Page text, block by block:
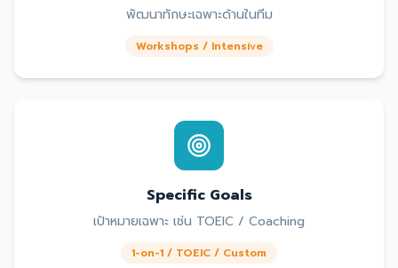
พัฒนาทักษะเฉพาะด้านในทีม
Workshops / Intensive
Specific Goals
เป้าหมายเฉพาะ เช่น TOEIC / Coaching
1-on-1 / TOEIC / Custom